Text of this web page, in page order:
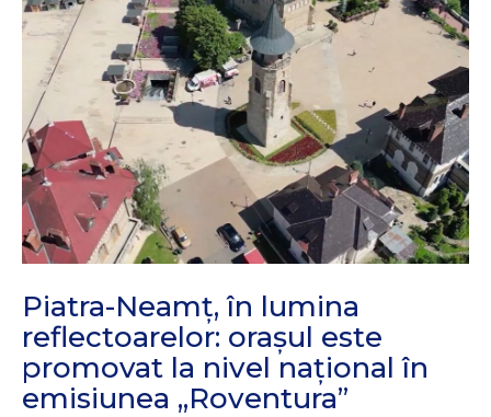
Piatra-Neamț, în lumina
reflectoarelor: orașul este
promovat la nivel național în
emisiunea „Roventura”